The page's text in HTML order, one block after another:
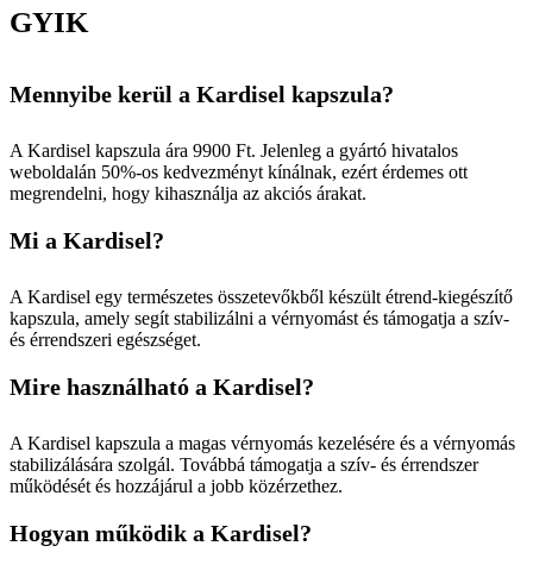
GYIK
Mennyibe kerül a Kardisel kapszula?
A Kardisel kapszula ára 9900 Ft. Jelenleg a gyártó hivatalos
weboldalán 50%-os kedvezményt kínálnak, ezért érdemes ott
megrendelni, hogy kihasználja az akciós árakat.
Mi a Kardisel?
A Kardisel egy természetes összetevőkből készült étrend-kiegészítő
kapszula, amely segít stabilizálni a vérnyomást és támogatja a szív-
és érrendszeri egészséget.
Mire használható a Kardisel?
A Kardisel kapszula a magas vérnyomás kezelésére és a vérnyomás
stabilizálására szolgál. Továbbá támogatja a szív- és érrendszer
működését és hozzájárul a jobb közérzethez.
Hogyan működik a Kardisel?